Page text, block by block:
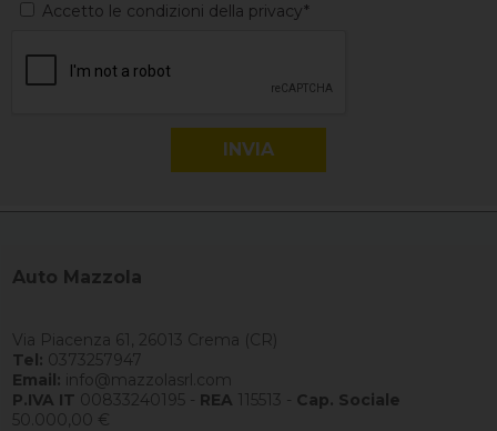
Accetto le condizioni della privacy*
Auto Mazzola
Via Piacenza 61, 26013 Crema (CR)
Tel: 0373257947
Email: info@mazzolasrl.com
P.IVA IT 00833240195 - REA 115513 - Cap. Sociale
50.000,00 €